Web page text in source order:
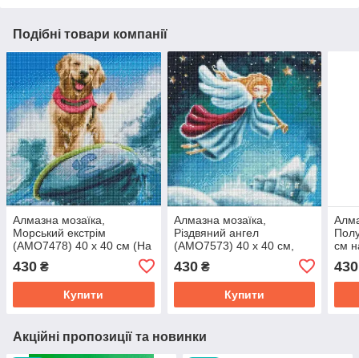
Подібні товари компанії
Алмазна мозаїка,
Морський екстрім
(AMO7478) 40 х 40 см (На
430 ₴
Купити
Алмазна мозаїка,
Різдвяний ангел
(AMO7573) 40 х 40 см,
430₴
Купити
см
430
Акційні пропозиції та новинки